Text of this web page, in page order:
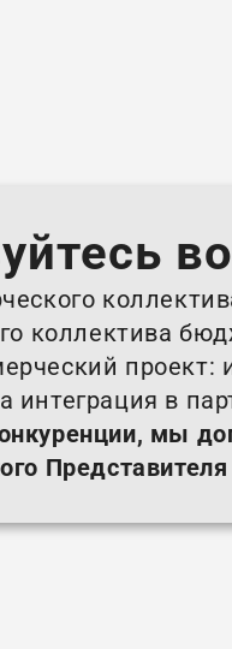
коллектива
проект:
интеграция в
мы